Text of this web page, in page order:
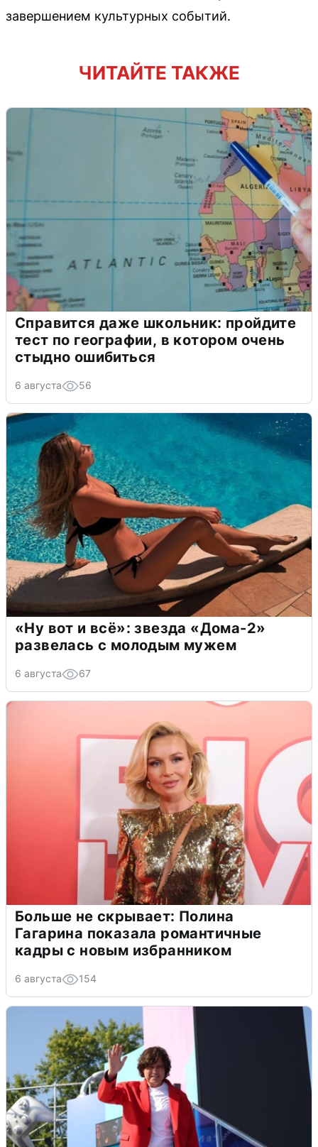
завершением культурных событий.
ЧИТАЙТЕ ТАКЖЕ
Справится даже школьник: пройдите
тест по географии, в котором очень
стыдно ошибиться
6 августа 56
«Ну вот и всё»: звезда «Дома-2»
развелась с молодым мужем
6 августа 67
Больше не скрывает: Полина
Гагарина показала романтичные
кадры с новым избранником
6 августа 154